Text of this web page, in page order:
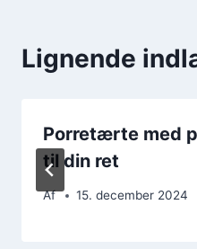
Lignende
Porretærte med
til din ret
Af 15. december 2024